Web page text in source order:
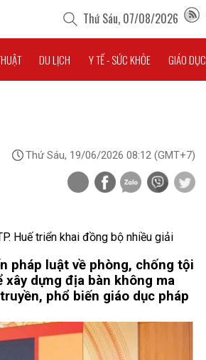
Thứ Sáu, 07/08/2026
DU LỊCH Y TẾ - SỨC KHỎE GIÁO DỤC
Thứ Sáu, 19/06/2026 08:12 (GMT+7)
Huế triển khai đồng bộ nhiều giải
pháp luật về phòng, chống tội
dựng địa bàn không ma
phổ biến giáo dục pháp